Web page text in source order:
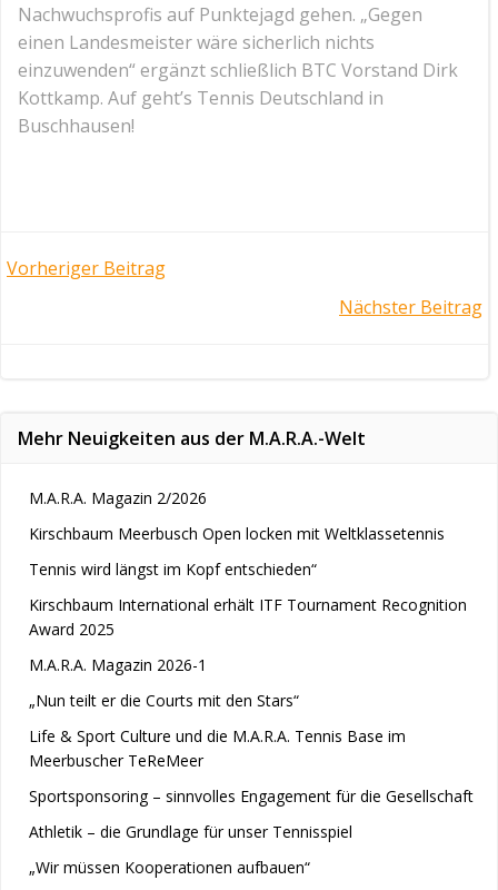
Nachwuchsprofis auf Punktejagd gehen. „Gegen
einen Landesmeister wäre sicherlich nichts
einzuwenden“ ergänzt schließlich BTC Vorstand Dirk
Kottkamp. Auf geht’s Tennis Deutschland in
Buschhausen!
Post
Vorheriger Beitrag
Nächster Beitrag
Mehr Neuigkeiten aus der M.A.R.A.-Welt
M.A.R.A. Magazin 2/2026
Kirschbaum Meerbusch Open locken mit Weltklassetennis
Tennis wird längst im Kopf entschieden“
Kirschbaum International erhält ITF Tournament Recognition
Award 2025
M.A.R.A. Magazin 2026-1
„Nun teilt er die Courts mit den Stars“
Life & Sport Culture und die M.A.R.A. Tennis Base im
Meerbuscher TeReMeer
Sportsponsoring – sinnvolles Engagement für die Gesellschaft
Athletik – die Grundlage für unser Tennisspiel
„Wir müssen Kooperationen aufbauen“